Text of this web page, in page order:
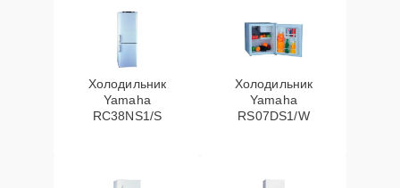
Холодильник
Yamaha
RC38NS1/S
Холодильник
Yamaha
RS07DS1/W